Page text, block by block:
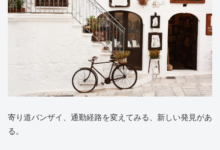
寄り道バンザイ、通勤経路を変えてみる、新しい発見があ
る。